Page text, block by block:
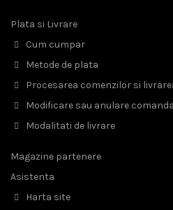
Plata si Livrare
Cum cumpar
Metode de plata
Procesarea comenzilor si
Modificare sau anulare comanda
Modalitati de livrare
Magazine partenere
Asistenta
Harta site